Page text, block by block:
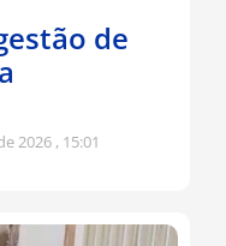
de
2026 15:01